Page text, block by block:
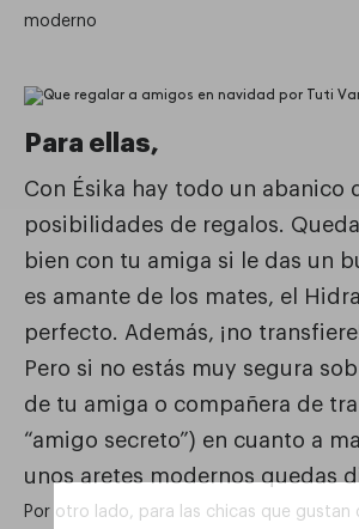
moderno
Para ellas,
Con Ésika hay todo un abanico
posibilidades de regalos.
bien con tu amiga si le das un
es amante de los mates, el
perfecto. Además, ¡no
Pero si no estás muy segura
de tu amiga o compañera de
“amigo secreto”) en cuanto a
unos aretes modernos quedas
Por otro lado, para las chicas que gustan